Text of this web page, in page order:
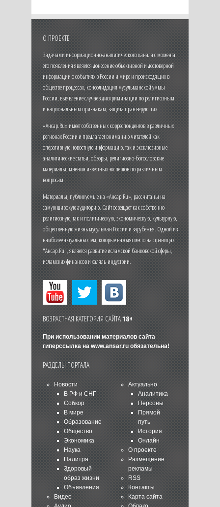
О ПРОЕКТЕ
Задачами информационно-аналитического канала с момента
его появления является донесение объективной и достоверной
информации о событиях в России и мире и происходящих в
обществе процессах, консолидация мусульманской уммы
России, выявление случаев дискриминации по религиозным
и национальным признакам, защита прав верующих.
«Ансар.Ru» имеет собственных корреспондентов в различных
регионах России и предлагает вниманию читателей как
оперативную новостную информацию, так и эксклюзивные
аналитические статьи, обзоры, религиозно-богословские
материалы, мнения известных экспертов по различным
вопросам.
Материалы, публикуемые на «Ансар.Ru», рассчитаны на
самую широкую аудиторию. Сайт освещает как собственно
религиозную, так и политическую, экономическую, культурную,
общественную жизнь мусульман России и зарубежья. Одной из
наиболее актуальных тем, которые находят место на страницах
"Ансар.Ru", является развитие исламской банковской сферы,
исламских финансов и халяль-индустрии.
ВОЗРАСТНАЯ КАТЕГОРИЯ САЙТА18+
При использовании материалов сайта
гиперссылка на www.ansar.ruобязательна!
РАЗДЕЛЫ ПОРТАЛА
Новости
В РФ и СНГ
Собкор
В мире
Образование
Общество
Экономика
Наука
Палитра
Здоровый
образ жизни
Объявления
Видео
Актуально
Аналитика
Персоны
Прямой
путь
История
Онлайн
О проекте
Размещение
рекламы
RSS
Контакты
Карта сайта